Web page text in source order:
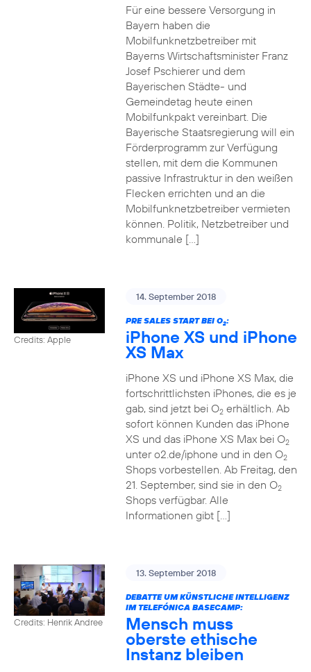
Für eine bessere Versorgung in
Bayern haben die
Mobilfunknetzbetreiber mit
Bayerns Wirtschaftsminister Franz
Josef Pschierer und dem
Bayerischen Städte- und
Gemeindetag heute einen
Mobilfunkpakt vereinbart. Die
Bayerische Staatsregierung will ein
Förderprogramm zur Verfügung
stellen, mit dem die Kommunen
passive Infrastruktur in den weißen
Flecken errichten und an die
Mobilfunknetzbetreiber vermieten
können. Politik, Netzbetreiber und
kommunale […]
Credits: Apple
14. September 2018
PRE SALES START BEI O2:
iPhone XS und iPhone
XS Max
iPhone XS und iPhone XS Max, die
fortschrittlichsten iPhones, die es je
gab, sind jetzt bei O2erhältlich. Ab
sofort können Kunden das iPhone
XS und das iPhone XS Max bei O2
unter o2.de/iphone und in den O2
Shops vorbestellen. Ab Freitag, den
21. September, sind sie in den O2
Shops verfügbar. Alle
Informationen gibt […]
Credits: Henrik Andree
13. September 2018
DEBATTE UM KÜNSTLICHE INTELLIGENZ
IM TELEFÓNICA BASECAMP:
Mensch muss
oberste ethische
Instanz bleiben